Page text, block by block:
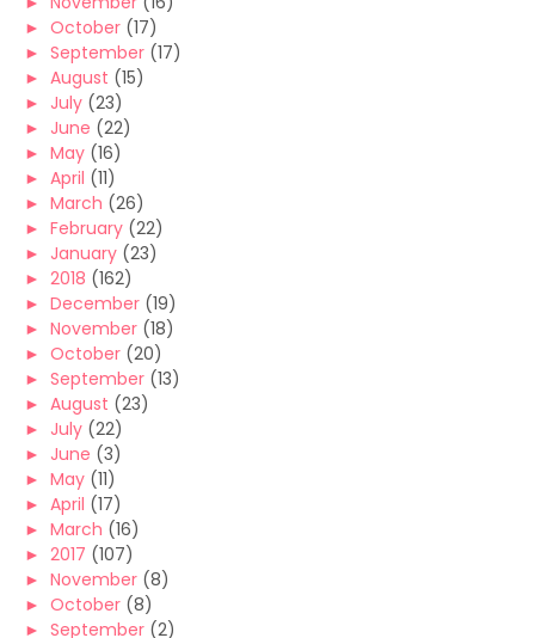
► October (17)
► September (17)
► August (15)
► July (23)
► June (22)
► May (16)
► April (11)
► March (26)
► February (22)
► January (23)
► 2018 (162)
► December (19)
► November (18)
► October (20)
► September (13)
► August (23)
► July (22)
► June (3)
► May (11)
► April (17)
► March (16)
► 2017 (107)
► November (8)
► October (8)
► September (2)